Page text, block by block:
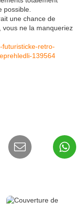
possible.
une chance de
vous ne la manqueriez
futuristicke-retro-
139564